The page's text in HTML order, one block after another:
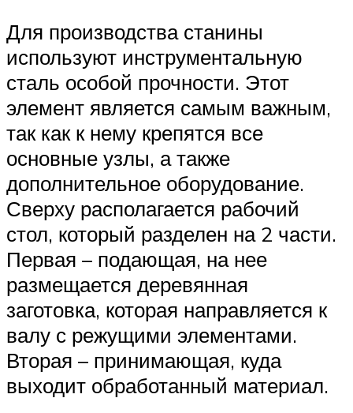
Для производства станины
используют инструментальную
сталь особой прочности. Этот
элемент является самым важным,
так как к нему крепятся все
основные узлы, а также
дополнительное оборудование.
Сверху располагается рабочий
стол, который разделен на 2 части.
Первая – подающая, на нее
размещается деревянная
заготовка, которая направляется к
валу с режущими элементами.
Вторая – принимающая, куда
выходит обработанный материал.